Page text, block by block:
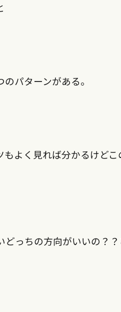
パターンがある。
よく見れば分かるけど
っちの方向がいいの？